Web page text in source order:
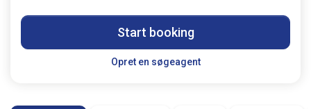
Start booking
Opret en søgeagent